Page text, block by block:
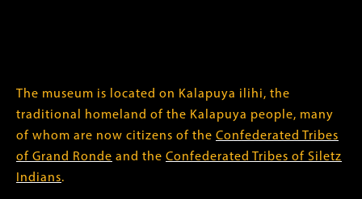
The museum is located on Kalapuya ilihi, the
traditional homeland of the Kalapuya people, many
of whom are now citizens of the Confederated Tribes
of Grand Ronde and the Confederated Tribes of Siletz
Indians.